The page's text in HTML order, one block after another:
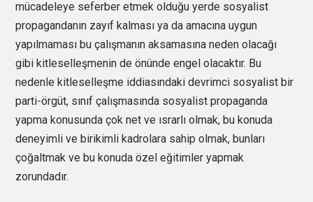
mücadeleye seferber etmek olduğu yerde sosyalist
propagandanın zayıf kalması ya da amacına uygun
yapılmaması bu çalışmanın aksamasına neden olacağı
gibi kitleselleşmenin de önünde engel olacaktır. Bu
nedenle kitleselleşme iddiasındaki devrimci sosyalist bir
parti-örgüt, sınıf çalışmasında sosyalist propaganda
yapma konusunda çok net ve ısrarlı olmak, bu konuda
deneyimli ve birikimli kadrolara sahip olmak, bunları
çoğaltmak ve bu konuda özel eğitimler yapmak
zorundadır.